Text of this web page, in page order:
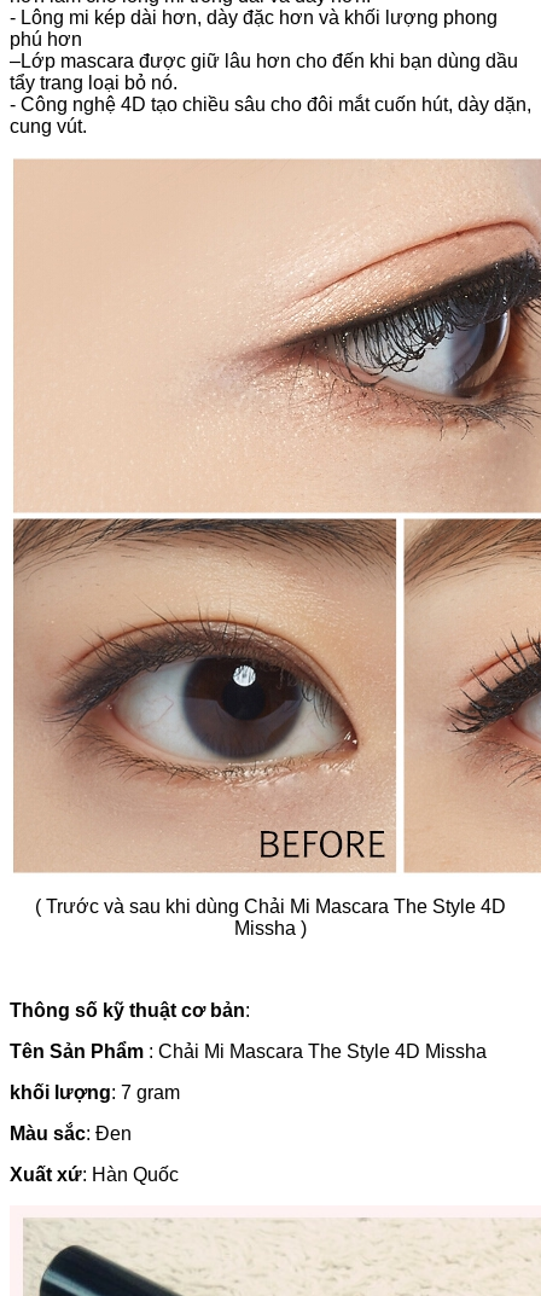
- Lông mi kép dài hơn, dày đặc hơn và khối lượng phong
phú hơn
–Lớp mascara được giữ lâu hơn cho đến khi bạn dùng dầu
tẩy trang loại bỏ nó.
- Công nghệ 4D tạo chiều sâu cho đôi mắt cuốn hút, dày dặn,
cung vút.
( Trước và sau khi dùng Chải Mi Mascara The Style 4D
Missha )
Thông số kỹ thuật cơ bản:
Tên Sản Phẩm : Chải Mi Mascara The Style 4D Missha
khối lượng: 7 gram
Màu sắc: Đen
Xuất xứ: Hàn Quốc